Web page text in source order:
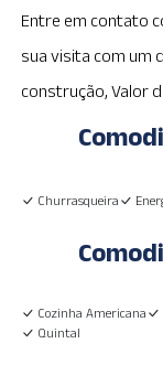
Entre em contato
sua visita com um
construção, Valor
Churrasqueira
Cozinha Americana
Quintal